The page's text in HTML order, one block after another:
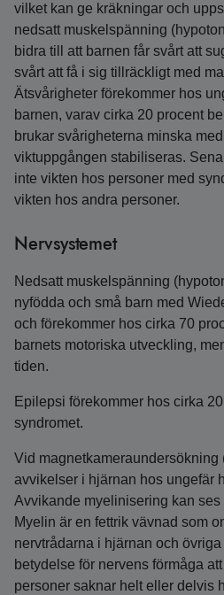
vilket kan ge kräkningar och
nedsatt muskelspänning
bidra till att barnen får svårt att
svårt att få i sig tillräckligt med
Ätsvårigheter förekommer hos
barnen, varav cirka 20 procent
brukar svårigheterna minska
viktuppgången stabiliseras.
inte vikten hos personer med
vikten hos andra personer.
Nervsystemet
Nedsatt muskelspänning
nyfödda och små barn med
och förekommer hos cirka 70
barnets motoriska utveckling,
tiden.
Epilepsi förekommer hos cirka
syndromet.
Vid magnetkameraundersökning
avvikelser i hjärnan hos ungefär
Avvikande myelinisering kan ses
Myelin är en fettrik vävnad som
nervtrådarna i hjärnan och
betydelse för nervens förmåga
personer saknar helt eller delvis